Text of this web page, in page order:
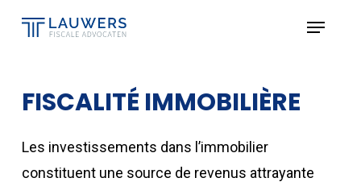
Menu
FISCALITÉ IMMOBILIÈRE
Les investissements dans l’immobilier
constituent une source de revenus attrayante